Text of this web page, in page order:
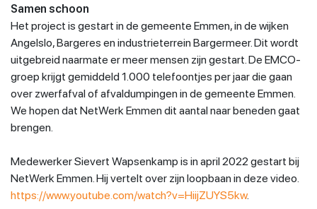
Samen schoon
Het project is gestart in de gemeente Emmen, in de wijken
Angelslo, Bargeres en industrieterrein Bargermeer. Dit wordt
uitgebreid naarmate er meer mensen zijn gestart. De EMCO-
groep krijgt gemiddeld 1.000 telefoontjes per jaar die gaan
over zwerfafval of afvaldumpingen in de gemeente Emmen.
We hopen dat NetWerk Emmen dit aantal naar beneden gaat
brengen.
Medewerker Sievert Wapsenkamp is in april 2022 gestart bij
NetWerk Emmen. Hij vertelt over zijn loopbaan in deze video.
https://www.youtube.com/watch?v=HiijZUYS5kw.